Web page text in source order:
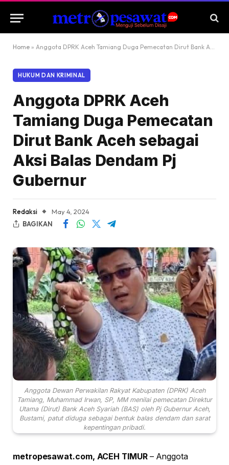
Home » Anggota DPRK Aceh Tamiang Duga Pemecatan Dirut Bank Aceh sebagai Aksi Balas Dendam Pj Gubernur
HUKUM DAN KRIMINAL
Anggota DPRK Aceh
Tamiang Duga Pemecatan
Dirut Bank Aceh sebagai
Aksi Balas Dendam Pj
Gubernur
Redaksi
May 4, 2024
BAGIKAN
Anggota Dewan Perwakilan Rakyat Kabupaten (DPRK) Aceh
Tamiang, Muhammad Irwan, SP, MM menilai pemecatan Direktur
Utama (Dirut) Bank Aceh Syariah (BAS) oleh Pj Gubernur Aceh,
Bustami, patut diduga sebagai bentuk balas dendam dan sarat
kepentingan pribadi.
metropesawat.com, ACEH TIMUR– Anggota